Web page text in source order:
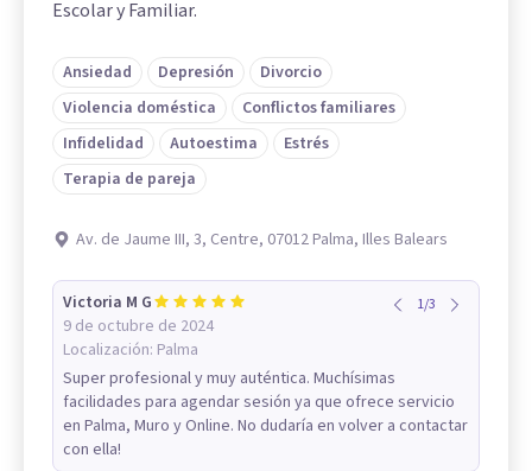
Escolar y Familiar.
Ansiedad Depresión
Divorcio
Violencia doméstica
Conflictos familiares
Infidelidad
Autoestima
Estrés
Terapia de pareja
Av. de Jaume III, 3, Centre, 07012 Palma, Illes Balears
Victoria M G
9 de octubre de 2024
Localización: Palma
1/3
Super profesional y muy auténtica. Muchísimas
facilidades para agendar sesión ya que ofrece servicio
en Palma, Muro y Online. No dudaría en volver a contactar
con ella!